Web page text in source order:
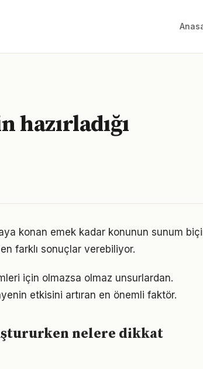
hazırladığı
konan emek kadar konunun sunum
farklı sonuçlar verebiliyor.
için olmazsa olmaz unsurlardan.
etkisini artıran en önemli faktör.
nelere dikkat